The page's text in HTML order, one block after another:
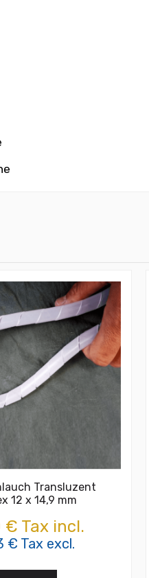
Transluzent
12 x 14,9 mm
€ Tax incl.
€ Tax excl.